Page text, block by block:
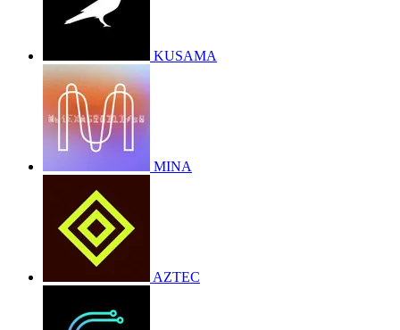
KUSAMA
MINA
AZTEC